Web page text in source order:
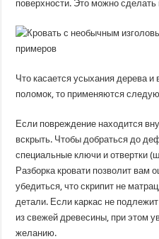
поверхности. Это можно
Что касается усыхания дерева и
поломок, то применяются
Если повреждение находится
вскрыть. Чтобы добраться до
специальные ключи и отвертки
Разборка кровати позволит вам
убедиться, что скрипит не
детали. Если каркас не
из свежей древесины, при этом
желанию.